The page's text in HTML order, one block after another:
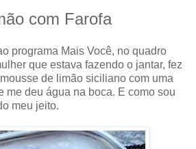
com Farofa
programa Mais Você, no quadro
que estava fazendo o jantar, fez
de limão siciliano com uma
me deu água na boca. E como sou
meu jeito.